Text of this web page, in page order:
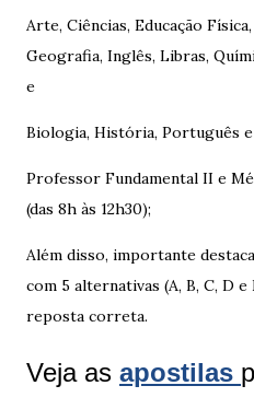
Arte, Ciências, Educação
Geografia, Inglês, Libras,
e
Biologia, História, Português e
Professor Fundamental II e
(das 8h às 12h30);
Além disso, importante
com 5 alternativas (A, B, C, D e
reposta correta.
Veja as apostilas